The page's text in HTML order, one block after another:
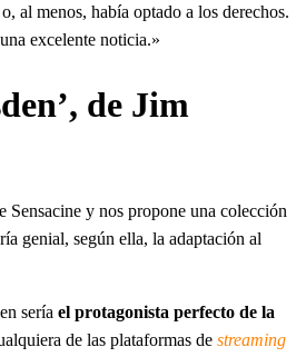
al menos, había optado a los derechos.
excelente noticia.»
de Jim
Sensacine y nos propone una colección
genial, según ella, la adaptación al
sería el protagonista perfecto de la
de las plataformas de streaming